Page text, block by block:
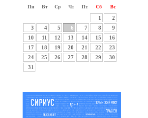
Пн Вт Ср Чт Пт Сб Вс
1
2
3
4 5 6 7 8
9
10
11 12 13 14 15
16
17
18 19 20 21 22
23
24
25 26 27 28 29
30
31